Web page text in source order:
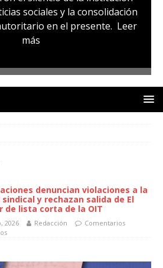
sociales y la consolidación
en el presente. Leer
más
denuncian violaciones a la
y rechazan salida de El
de lista corta de la OIT
2026 Redacción
Comentarios